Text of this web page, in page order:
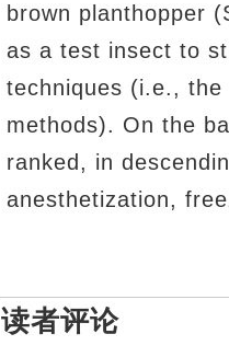
brown planthopper
as a test insect to
techniques (i.e.,
methods). On the
ranked, in
anesthetization,
读者评论